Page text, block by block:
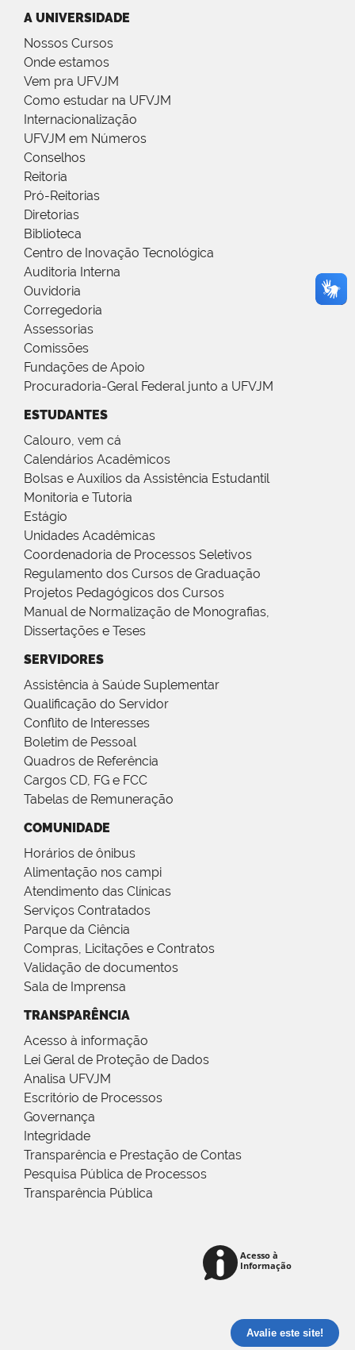
A UNIVERSIDADE
Nossos Cursos
Onde estamos
Vem pra UFVJM
Como estudar na UFVJM
Internacionalização
UFVJM em Números
Conselhos
Reitoria
Pró-Reitorias
Diretorias
Biblioteca
Centro de Inovação Tecnológica
Auditoria Interna
Ouvidoria
Corregedoria
Assessorias
Comissões
Fundações de Apoio
Procuradoria-Geral Federal junto a UFVJM
ESTUDANTES
Calouro, vem cá
Calendários Acadêmicos
Bolsas e Auxílios da Assistência Estudantil
Monitoria e Tutoria
Estágio
Unidades Acadêmicas
Coordenadoria de Processos Seletivos
Regulamento dos Cursos de Graduação
Projetos Pedagógicos dos Cursos
Manual de Normalização de Monografias,
Dissertações e Teses
SERVIDORES
Assistência à Saúde Suplementar
Qualificação do Servidor
Conflito de Interesses
Boletim de Pessoal
Quadros de Referência
Cargos CD, FG e FCC
Tabelas de Remuneração
COMUNIDADE
Horários de ônibus
Alimentação nos campi
Atendimento das Clínicas
Serviços Contratados
Parque da Ciência
Compras, Licitações e Contratos
Validação de documentos
Sala de Imprensa
TRANSPARÊNCIA
Acesso à informação
Lei Geral de Proteção de Dados
Analisa UFVJM
Escritório de Processos
Governança
Integridade
Transparência e Prestação de Contas
Pesquisa Pública de Processos
Transparência Pública
Avalie este site!